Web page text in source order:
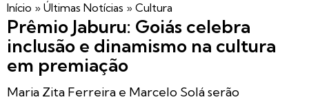
Início » Últimas Notícias » Cultura
Prêmio Jaburu: Goiás celebra
inclusão e dinamismo na cultura
em premiação
Maria Zita Ferreira e Marcelo Solá serão